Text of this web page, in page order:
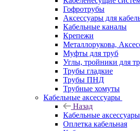
Гофротрубы
Аксессуары для
Кабельные каналы
Крепежи
Металлорукова,
Муфты для труб
Углы, тройники для
Трубы гладкие
Трубы ПНД
Трубные хомуты
Кабельные аксессуары
Назад
Кабельные аксессуары
Оплетка кабельная